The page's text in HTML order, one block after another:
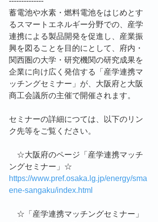
蓄電池や水素・燃料電池をはじめとす
るスマートエネルギー分野での、産学
連携による製品開発を促進し、産業振
興を図ることを目的にとして、府内・
関西圏の大学・研究機関の研究成果を
企業に向け広く発信する「産学連携マ
ッチングセミナー」が、大阪府と大阪
商工会議所の主催で開催されます。
セミナーの詳細につては、以下のリン
ク先等をご覧ください。
☆大阪府のページ「産学連携マッチ
ングセミナー」☆
https://www.pref.osaka.lg.jp/energy/sma
ene-sangaku/index.html
☆「産学連携マッチングセミナー」